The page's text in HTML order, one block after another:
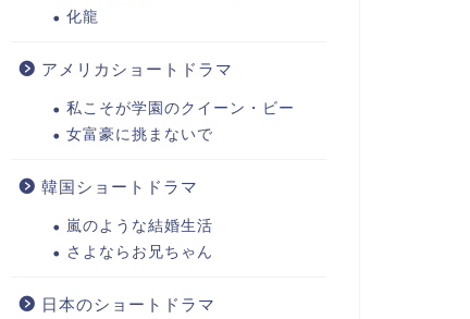
化龍
アメリカショートドラマ
私こそが学園のクイーン・ビー
女富豪に挑まないで
韓国ショートドラマ
嵐のような結婚生活
さよならお兄ちゃん
日本のショートドラマ